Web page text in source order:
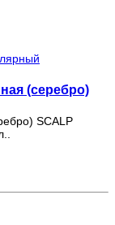
(серебро)
SCALP